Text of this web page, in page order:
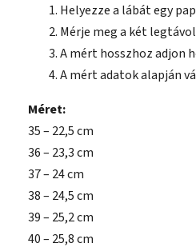
Helyezze a lábát egy
Mérje meg a két
A mért hosszhoz adjon
A mért adatok alapján
Méret:
35 – 22,5 cm
36 – 23,3 cm
37 – 24 cm
38 – 24,5 cm
39 – 25,2 cm
40 – 25,8 cm